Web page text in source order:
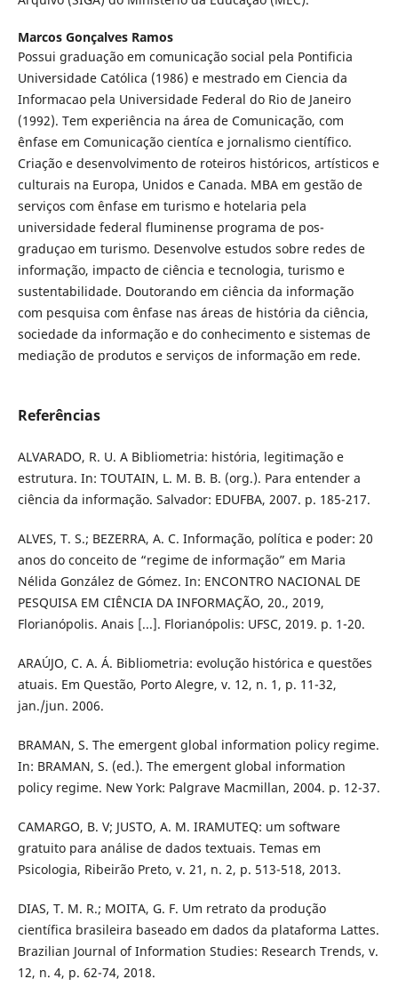
Marcos Gonçalves Ramos
Possui graduação em comunicação social pela Pontificia
Universidade Católica (1986) e mestrado em Ciencia da
Informacao pela Universidade Federal do Rio de Janeiro
(1992). Tem experiência na área de Comunicação, com
ênfase em Comunicação cientíca e jornalismo científico.
Criação e desenvolvimento de roteiros históricos, artísticos e
culturais na Europa, Unidos e Canada. MBA em gestão de
serviços com ênfase em turismo e hotelaria pela
universidade federal fluminense programa de pos-
graduçao em turismo. Desenvolve estudos sobre redes de
informação, impacto de ciência e tecnologia, turismo e
sustentabilidade. Doutorando em ciência da informação
com pesquisa com ênfase nas áreas de história da ciência,
sociedade da informação e do conhecimento e sistemas de
mediação de produtos e serviços de informação em rede.
Referências
ALVARADO, R. U. A Bibliometria: história, legitimação e
estrutura. In: TOUTAIN, L. M. B. B. (org.). Para entender a
ciência da informação. Salvador: EDUFBA, 2007. p. 185-217.
ALVES, T. S.; BEZERRA, A. C. Informação, política e poder: 20
anos do conceito de “regime de informação” em Maria
Nélida González de Gómez. In: ENCONTRO NACIONAL DE
PESQUISA EM CIÊNCIA DA INFORMAÇÃO, 20., 2019,
Florianópolis. Anais [...]. Florianópolis: UFSC, 2019. p. 1-20.
ARAÚJO, C. A. Á. Bibliometria: evolução histórica e questões
atuais. Em Questão, Porto Alegre, v. 12, n. 1, p. 11-32,
jan./jun. 2006.
BRAMAN, S. The emergent global information policy regime.
In: BRAMAN, S. (ed.). The emergent global information
policy regime. New York: Palgrave Macmillan, 2004. p. 12-37.
CAMARGO, B. V; JUSTO, A. M. IRAMUTEQ: um software
gratuito para análise de dados textuais. Temas em
Psicologia, Ribeirão Preto, v. 21, n. 2, p. 513-518, 2013.
DIAS, T. M. R.; MOITA, G. F. Um retrato da produção
científica brasileira baseado em dados da plataforma Lattes.
Brazilian Journal of Information Studies: Research Trends, v.
12, n. 4, p. 62-74, 2018.